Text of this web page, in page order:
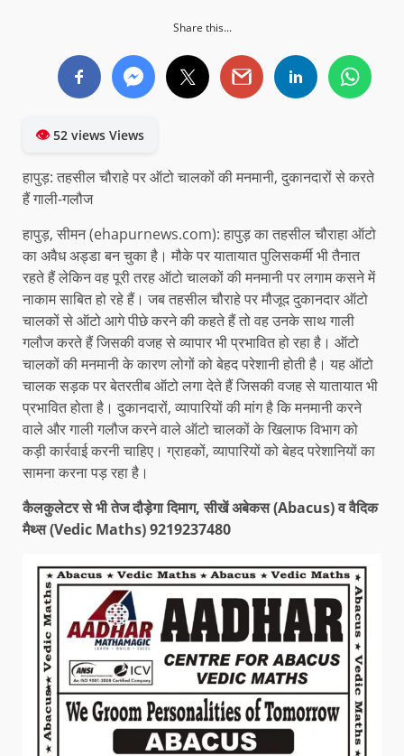
Share this...
👁52 views Views
हापुड़: तहसील चौराहे पर ऑटो चालकों की मनमानी, दुकानदारों से करते
हैं गाली-गलौज
हापुड़, सीमन (ehapurnews.com): हापुड़ का तहसील चौराहा ऑटो
का अवैध अड्डा बन चुका है। मौके पर यातायात पुलिसकर्मी भी तैनात
रहते हैं लेकिन वह पूरी तरह ऑटो चालकों की मनमानी पर लगाम कसने में
नाकाम साबित हो रहे हैं। जब तहसील चौराहे पर मौजूद दुकानदार ऑटो
चालकों से ऑटो आगे पीछे करने की कहते हैं तो वह उनके साथ गाली
गलौज करते हैं जिसकी वजह से व्यापार भी प्रभावित हो रहा है। ऑटो
चालकों की मनमानी के कारण लोगों को बेहद परेशानी होती है। यह ऑटो
चालक सड़क पर बेतरतीब ऑटो लगा देते हैं जिसकी वजह से यातायात भी
प्रभावित होता है। दुकानदारों, व्यापारियों की मांग है कि मनमानी करने
वाले और गाली गलौज करने वाले ऑटो चालकों के खिलाफ विभाग को
कड़ी कार्रवाई करनी चाहिए। ग्राहकों, व्यापारियों को बेहद परेशानियों का
सामना करना पड़ रहा है।
कैलकुलेटर से भी तेज दौड़ेगा दिमाग, सीखें अबेकस (Abacus) व वैदिक
मैथ्स (Vedic Maths) 9219237480